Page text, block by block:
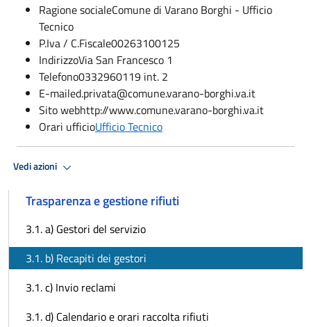
Ragione socialeComune di Varano Borghi - Ufficio
Tecnico
P.Iva / C.Fiscale00263100125
IndirizzoVia San Francesco 1
Telefono0332960119 int. 2
E-mailed.privata@comune.varano-borghi.va.it
Sito webhttp://www.comune.varano-borghi.va.it
Orari ufficioUfficio Tecnico
Vedi azioni
Trasparenza e gestione rifiuti
3.1. a) Gestori del servizio
3.1. b) Recapiti dei gestori
3.1. c) Invio reclami
3.1. d) Calendario e orari raccolta rifiuti